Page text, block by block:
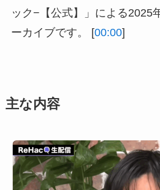
ック−【公式】」による2025
ーカイブです。 [00:00]
主な内容